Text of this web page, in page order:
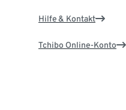
Hilfe & Kontakt
Tchibo Online-Konto